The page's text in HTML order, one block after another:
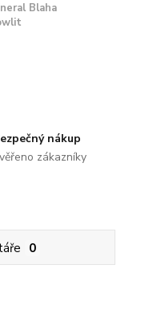
Blaha
nákup
zákazníky
0